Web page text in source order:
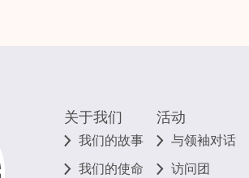
关于我们
我们的故事
我们的使命
活动
与领袖对话
访问团